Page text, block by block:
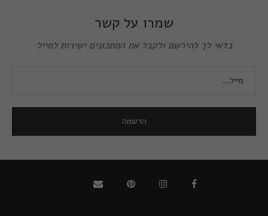
שמרו על קשר
כדאי לך להירשם ולקבל את המתכונים ישירות למייל